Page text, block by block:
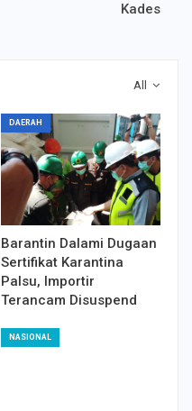
Kades
All
DAERAH
Barantin Dalami Dugaan
Sertifikat Karantina
Palsu, Importir
Terancam Disuspend
NASIONAL